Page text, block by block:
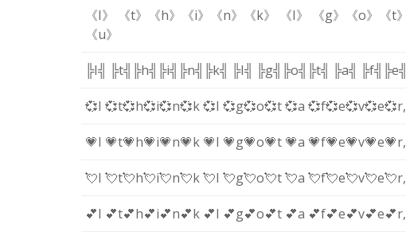
《I》 《t》 《h》 《i》 《n》 《k》 《I》 《g》 《o》 《t》
《u》
╠I╣ ╠t╣ ╠h╣ ╠i╣ ╠n╣ ╠k╣ ╠I╣ ╠g╣ ╠o╣ ╠t╣ ╠a╣ ╠f╣ ╠e╣
💞I 💞t💞h💞i💞n💞k💞I 💞g💞o💞t💞a 💞f💞e💞v💞e💞r,
💗I 💗t💗h💗i💗n💗k 💗I 💗g💗o💗t 💗a 💗f💗e💗v💗e💗r,
💘I 💘t💘h💘i💘n💘k💘I 💘g💘o💘t💘a 💘f💘e💘v💘e💘r,
💕I 💕t💕h💕i💕n💕k 💕I 💕g💕o💕t 💕a 💕f💕e💕v💕e💕r,